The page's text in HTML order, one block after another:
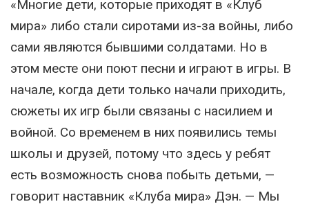
«Многие дети, которые приходят в «Клуб
мира» либо стали сиротами из-за войны, либо
сами являются бывшими солдатами. Но в
этом месте они поют песни и играют в игры. В
начале, когда дети только начали приходить,
сюжеты их игр были связаны с насилием и
войной. Со временем в них появились темы
школы и друзей, потому что здесь у ребят
есть возможность снова побыть детьми, —
говорит наставник «Клуба мира» Дэн. — Мы